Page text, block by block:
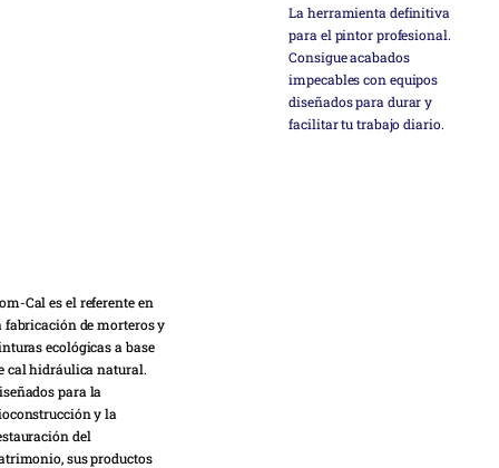
La herramienta definitiva
para el pintor profesional.
Consigue acabados
impecables con equipos
diseñados para durar y
facilitar tu trabajo diario.
Cal es el referente en
fabricación de morteros y
ecológicas a base
cal hidráulica natural.
para la
y la
del
sus productos